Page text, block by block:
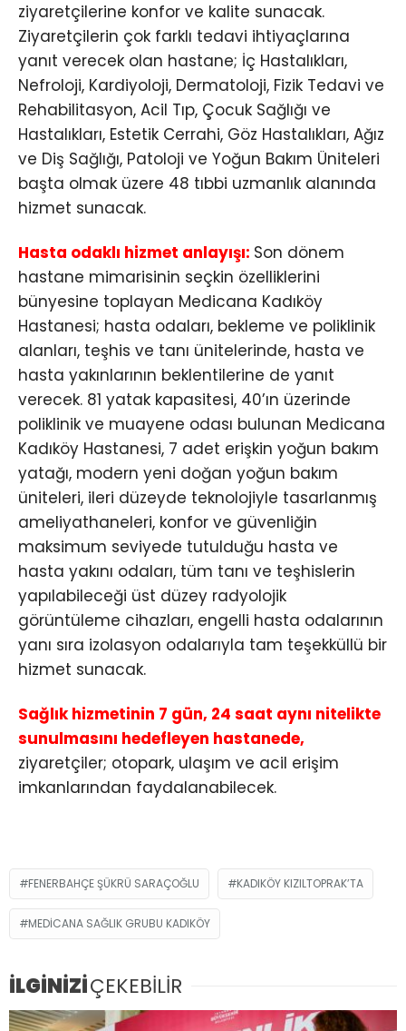
ziyaretçilerine konfor ve kalite sunacak.
Ziyaretçilerin çok farklı tedavi ihtiyaçlarına
yanıt verecek olan hastane; İç Hastalıkları,
Nefroloji, Kardiyoloji, Dermatoloji, Fizik Tedavi ve
Rehabilitasyon, Acil Tıp, Çocuk Sağlığı ve
Hastalıkları, Estetik Cerrahi, Göz Hastalıkları, Ağız
ve Diş Sağlığı, Patoloji ve Yoğun Bakım Üniteleri
başta olmak üzere 48 tıbbi uzmanlık alanında
hizmet sunacak.
Hasta odaklı hizmet anlayışı: Son dönem
hastane mimarisinin seçkin özelliklerini
bünyesine toplayan Medicana Kadıköy
Hastanesi; hasta odaları, bekleme ve poliklinik
alanları, teşhis ve tanı ünitelerinde, hasta ve
hasta yakınlarının beklentilerine de yanıt
verecek. 81 yatak kapasitesi, 40’ın üzerinde
poliklinik ve muayene odası bulunan Medicana
Kadıköy Hastanesi, 7 adet erişkin yoğun bakım
yatağı, modern yeni doğan yoğun bakım
üniteleri, ileri düzeyde teknolojiyle tasarlanmış
ameliyathaneleri, konfor ve güvenliğin
maksimum seviyede tutulduğu hasta ve
hasta yakını odaları, tüm tanı ve teşhislerin
yapılabileceği üst düzey radyolojik
görüntüleme cihazları, engelli hasta odalarının
yanı sıra izolasyon odalarıyla tam teşekküllü bir
hizmet sunacak.
Sağlık hizmetinin 7 gün, 24 saat aynı nitelikte
sunulmasını hedefleyen hastanede,
ziyaretçiler; otopark, ulaşım ve acil erişim
imkanlarından faydalanabilecek.
FENERBAHÇE ŞÜKRÜ SARAÇOĞLU KADIKÖY KIZILTOPRAK’TA
MEDICANA SAĞLIK GRUBU KADIKÖY
İLGİNİZİÇEKEBİLİR